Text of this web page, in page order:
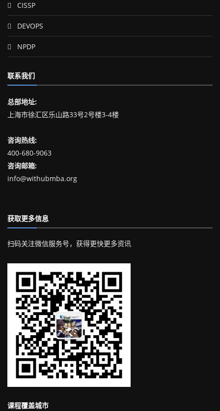
CISSP
DEVOPS
NPDP
联系我们
总部地址:
上海市徐汇区乐山路33号2号楼3-4楼
咨询热线:
400-680-9063
咨询邮箱:
info@withubmba.org
获取更多信息
扫码关注微信服务号，获得更快更多资讯
课程覆盖城市